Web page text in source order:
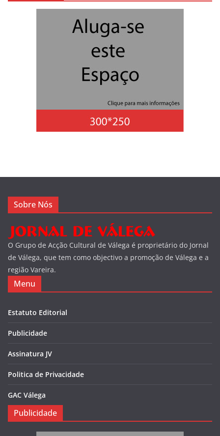
Sobre Nós
O Grupo de Acção Cultural de Válega é proprietário do Jornal
de Válega, que tem como objectivo a promoção de Válega e a
região Vareira.
Menu
Estatuto Editorial
Publicidade
Assinatura JV
Politica de Privacidade
GAC Válega
Publicidade